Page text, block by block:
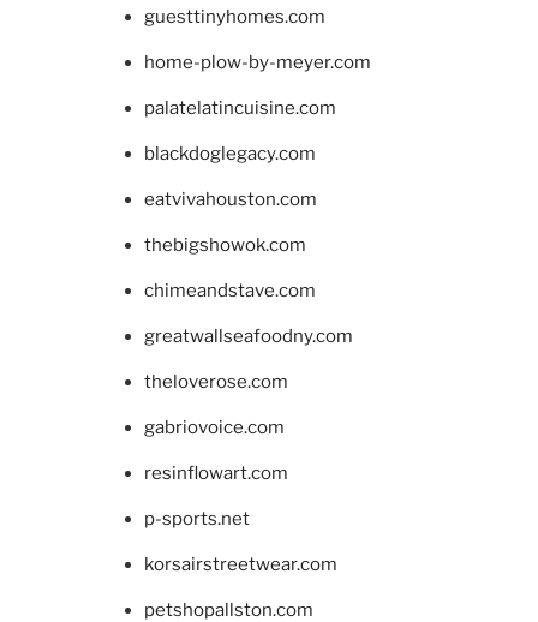
guesttinyhomes.com
home-plow-by-meyer.com
palatelatincuisine.com
blackdoglegacy.com
eatvivahouston.com
thebigshowok.com
chimeandstave.com
greatwallseafoodny.com
theloverose.com
gabriovoice.com
resinflowart.com
p-sports.net
korsairstreetwear.com
petshopallston.com